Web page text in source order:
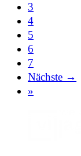
3
4
5
6
7
Nächste →
»